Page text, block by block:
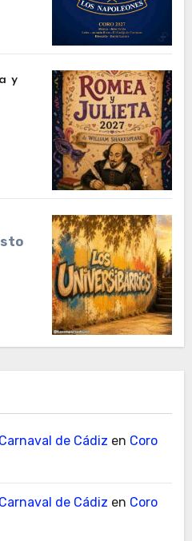
y
de Cádiz en Coro
de Cádiz en Coro